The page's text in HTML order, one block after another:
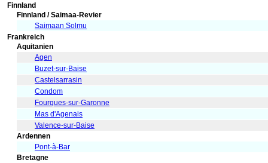
Finnland
Finnland / Saimaa-Revier
Saimaan Solmu
Frankreich
Aquitanien
Agen
Buzet-sur-Baise
Castelsarrasin
Condom
Fourques-sur-Garonne
Mas d'Agenais
Valence-sur-Baise
Ardennen
Pont-à-Bar
Bretagne